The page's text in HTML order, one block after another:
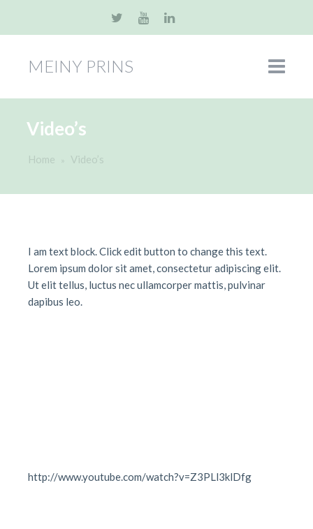
MEINY PRINS
Video’s
Home Video’s
I am text block. Click edit button to change this text.
Lorem ipsum dolor sit amet, consectetur adipiscing elit.
Ut elit tellus, luctus nec ullamcorper mattis, pulvinar
dapibus leo.
http://www.youtube.com/watch?v=Z3PLl3klDfg